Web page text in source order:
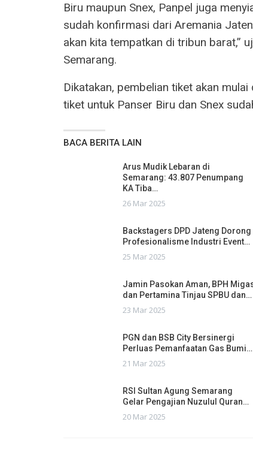
Biru maupun Snex, Panpel juga
sudah konfirmasi dari Aremania
akan kita tempatkan di tribun barat,”
Semarang.
Dikatakan, pembelian tiket akan
tiket untuk Panser Biru dan Snex
BACA BERITA LAIN
Arus Mudik Lebaran di
Semarang: 43.807 Penumpang
KA Tiba…
26 Mar 2025
Backstagers DPD Jateng Dorong
Profesionalisme Industri Event…
25 Mar 2025
Jamin Pasokan Aman, BPH
dan Pertamina Tinjau SPBU dan…
23 Mar 2025
PGN dan BSB City Bersinergi
Perluas Pemanfaatan Gas Bumi…
21 Mar 2025
RSI Sultan Agung Semarang
Gelar Pengajian Nuzulul Quran…
20 Mar 2025